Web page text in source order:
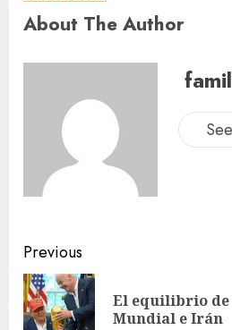
About The Author
Previous
El equilibrio
Mundial e Irán